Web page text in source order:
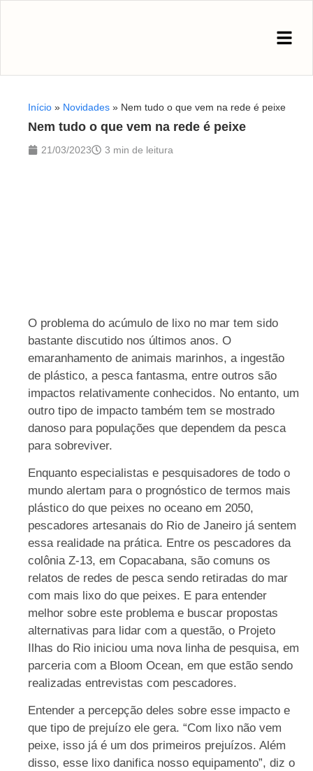
Início » Novidades » Nem tudo o que vem na rede é peixe
Nem tudo o que vem na rede é peixe
21/03/2023 3 min de leitura
O problema do acúmulo de lixo no mar tem sido
bastante discutido nos últimos anos. O
emaranhamento de animais marinhos, a ingestão
de plástico, a pesca fantasma, entre outros são
impactos relativamente conhecidos. No entanto, um
outro tipo de impacto também tem se mostrado
danoso para populações que dependem da pesca
para sobreviver.
Enquanto especialistas e pesquisadores de todo o
mundo alertam para o prognóstico de termos mais
plástico do que peixes no oceano em 2050,
pescadores artesanais do Rio de Janeiro já sentem
essa realidade na prática. Entre os pescadores da
colônia Z-13, em Copacabana, são comuns os
relatos de redes de pesca sendo retiradas do mar
com mais lixo do que peixes. E para entender
melhor sobre este problema e buscar propostas
alternativas para lidar com a questão, o Projeto
Ilhas do Rio iniciou uma nova linha de pesquisa, em
parceria com a Bloom Ocean, em que estão sendo
realizadas entrevistas com pescadores.
Entender a percepção deles sobre esse impacto e
que tipo de prejuízo ele gera. “Com lixo não vem
peixe, isso já é um dos primeiros prejuízos. Além
disso, esse lixo danifica nosso equipamento”, diz o